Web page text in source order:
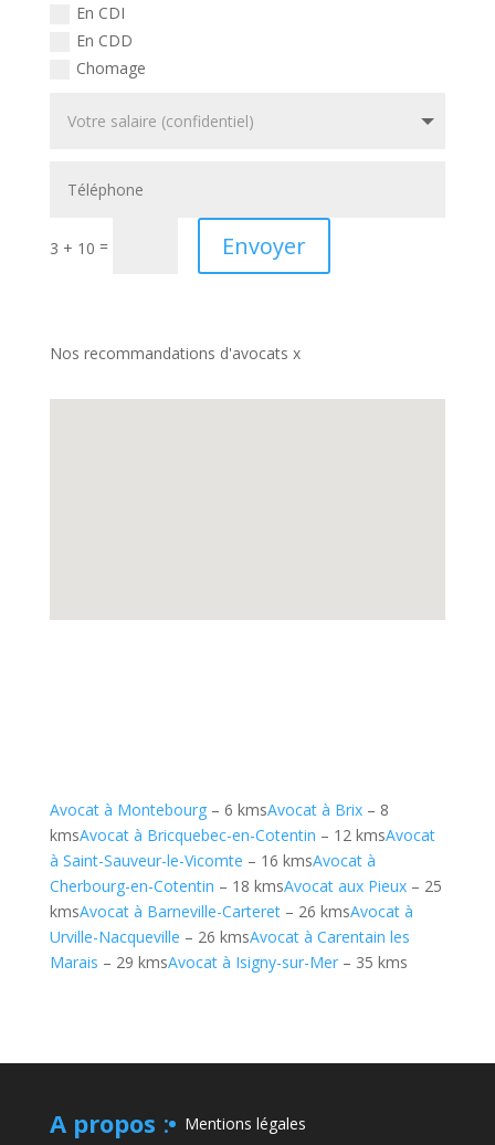
En CDI
En CDD
Chomage
3 + 10 = Envoyer
Nos recommandations d'avocats x
Avocat à Montebourg– 6 kmsAvocat à Brix– 8
kmsAvocat à Bricquebec-en-Cotentin – 12 kmsAvocat
à Saint-Sauveur-le-Vicomte – 16 kmsAvocat à
Cherbourg-en-Cotentin – 18 kmsAvocat aux Pieux– 25
kmsAvocat à Barneville-Carteret– 26 kmsAvocat à
Urville-Nacqueville – 26 kmsAvocat à Carentain les
Marais – 29 kmsAvocat à Isigny-sur-Mer– 35 kms
A propos :
Mentions légales